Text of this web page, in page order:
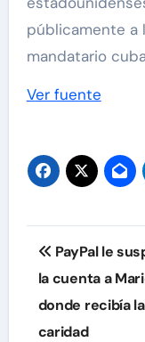
públicamente a
mandatario
Ver fuente
de
entradas
PayPal le
la cuenta a
donde recibía la
caridad